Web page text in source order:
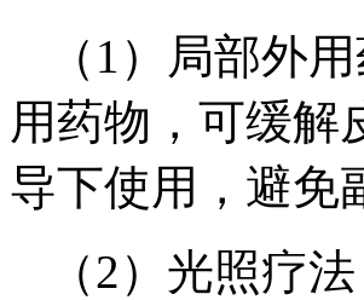
（1）局部外
用药物，可缓解
导下使用，避免
（2）光照疗